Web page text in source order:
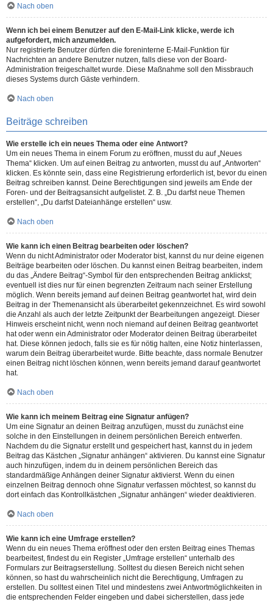
Nach oben
Wenn ich bei einem Benutzer auf den E-Mail-Link klicke, werde ich
aufgefordert, mich anzumelden.
Nur registrierte Benutzer dürfen die foreninterne E-Mail-Funktion für
Nachrichten an andere Benutzer nutzen, falls diese von der Board-
Administration freigeschaltet wurde. Diese Maßnahme soll den Missbrauch
dieses Systems durch Gäste verhindern.
Nach oben
Beiträge schreiben
Wie erstelle ich ein neues Thema oder eine Antwort?
Um ein neues Thema in einem Forum zu eröffnen, musst du auf „Neues
Thema“ klicken. Um auf einen Beitrag zu antworten, musst du auf „Antworten“
klicken. Es könnte sein, dass eine Registrierung erforderlich ist, bevor du einen
Beitrag schreiben kannst. Deine Berechtigungen sind jeweils am Ende der
Foren- und der Beitragsansicht aufgelistet. Z. B. „Du darfst neue Themen
erstellen“, „Du darfst Dateianhänge erstellen“ usw.
Nach oben
Wie kann ich einen Beitrag bearbeiten oder löschen?
Wenn du nicht Administrator oder Moderator bist, kannst du nur deine eigenen
Beiträge bearbeiten oder löschen. Du kannst einen Beitrag bearbeiten, indem
du das „Ändere Beitrag“-Symbol für den entsprechenden Beitrag anklickst;
eventuell ist dies nur für einen begrenzten Zeitraum nach seiner Erstellung
möglich. Wenn bereits jemand auf deinen Beitrag geantwortet hat, wird dein
Beitrag in der Themenansicht als überarbeitet gekennzeichnet. Es wird sowohl
die Anzahl als auch der letzte Zeitpunkt der Bearbeitungen angezeigt. Dieser
Hinweis erscheint nicht, wenn noch niemand auf deinen Beitrag geantwortet
hat oder wenn ein Administrator oder Moderator deinen Beitrag überarbeitet
hat. Diese können jedoch, falls sie es für nötig halten, eine Notiz hinterlassen,
warum dein Beitrag überarbeitet wurde. Bitte beachte, dass normale Benutzer
einen Beitrag nicht löschen können, wenn bereits jemand darauf geantwortet
hat.
Nach oben
Wie kann ich meinem Beitrag eine Signatur anfügen?
Um eine Signatur an deinen Beitrag anzufügen, musst du zunächst eine
solche in den Einstellungen in deinem persönlichen Bereich entwerfen.
Nachdem du die Signatur erstellt und gespeichert hast, kannst du in jedem
Beitrag das Kästchen „Signatur anhängen“ aktivieren. Du kannst eine Signatur
auch hinzufügen, indem du in deinem persönlichen Bereich das
standardmäßige Anhängen deiner Signatur aktivierst. Wenn du einen
einzelnen Beitrag dennoch ohne Signatur verfassen möchtest, so kannst du
dort einfach das Kontrollkästchen „Signatur anhängen“ wieder deaktivieren.
Nach oben
Wie kann ich eine Umfrage erstellen?
Wenn du ein neues Thema eröffnest oder den ersten Beitrag eines Themas
bearbeitest, findest du ein Register „Umfrage erstellen“ unterhalb des
Formulars zur Beitragserstellung. Solltest du diesen Bereich nicht sehen
können, so hast du wahrscheinlich nicht die Berechtigung, Umfragen zu
erstellen. Du solltest einen Titel und mindestens zwei Antwortmöglichkeiten in
die entsprechenden Felder eingeben und dabei sicherstellen, dass jede